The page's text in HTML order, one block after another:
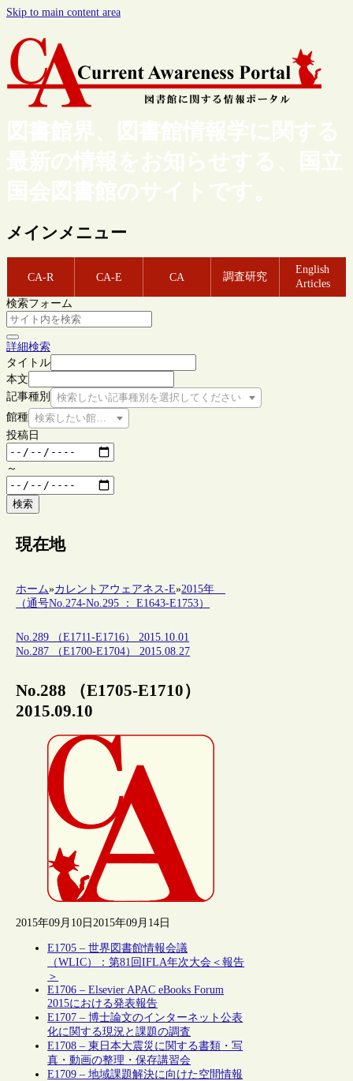
Skip to main content area
図書館界、図書館情報学に関する
最新の情報をお知らせする、国立
国会図書館のサイトです。
メインメニュー
CA-R CA-E CA 調査研究
English
Articles
検索フォーム
詳細検索
タイトル
本文
記事種別
検索したい記事種別を選択してください
館種 検索したい館種を選択してください
投稿日
～
検索
現在地
ホーム»カレントアウェアネス-E»2015年
（通号No.274-No.295 ： E1643-E1753）
No.289 （E1711-E1716） 2015.10.01
No.287 （E1700-E1704） 2015.08.27
No.288 （E1705-E1710）
2015.09.10
2015年09月10日 2015年09月14日
E1705 – 世界図書館情報会議
（WLIC）：第81回IFLA年次大会＜報告
＞
E1706 – Elsevier APAC eBooks Forum
2015における発表報告
E1707 – 博士論文のインターネット公表
化に関する現況と課題の調査
E1708 – 東日本大震災に関する書類・写
真・動画の整理・保存講習会
E1709 – 地域課題解決に向けた空間情報